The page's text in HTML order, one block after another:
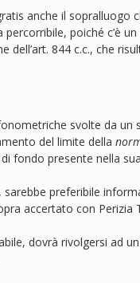
anche il sopralluogo
percorribile, poiché c’è
dell’art. 844 c.c., che
svolte da un
del limite della
fondo presente nella
preferibile
accertato con Perizia
dovrà rivolgersi ad